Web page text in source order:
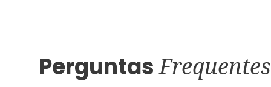
PerguntasFrequentes